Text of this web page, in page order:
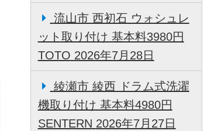
流山市 西初石 ウォシュレ
ット取り付け 基本料3980円
TOTO 2026年7月28日
綾瀬市 綾西 ドラム式洗濯
機取り付け 基本料4980円
SENTERN 2026年7月27日